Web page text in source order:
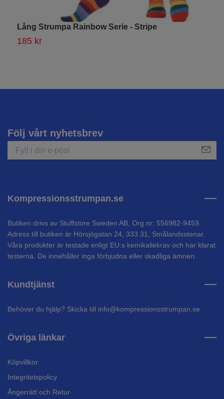
Lång Strumpa Rainbow Serie - Stripe
185 kr
Följ vårt nyhetsbrev
Kompressionsstrumpan.se
Butiken drivs av Stuffstore Sweden AB, Org.nr: 556982-9459.
Adress till butiken är Hörsjögatan 24, 333 31, Smålandsstenar.
Våra produkter är testade enligt EU:s kemikaliekrav och har klarat
testerna. De innehåller inga förbjudna eller skadliga ämnen.
Kundtjänst
Behöver du hjälp? Skicka till info@kompressionsstrumpan.se
Övriga länkar
Köpvillkor
Integritetspolicy
Ångerrätt och Retur